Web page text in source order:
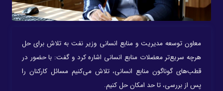
معاون توسعه مدیریت و منابع انسانی وزیر نفت به تلاش برای حل
هرچه سریع‌تر معضلات منابع انسانی اشاره کرد و گفت: با حضور در
قطب‌های گوناگون منابع انسانی، تلاش می‌کنیم مسائل کارکنان را
پس از بررسی، تا حد امکان حل کنیم.